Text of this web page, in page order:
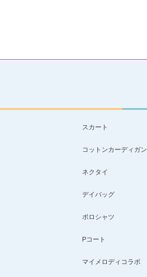
スカート
コットンカーディガン
ネクタイ
デイバッグ
ポロシャツ
Pコート
マイメロディコラボ